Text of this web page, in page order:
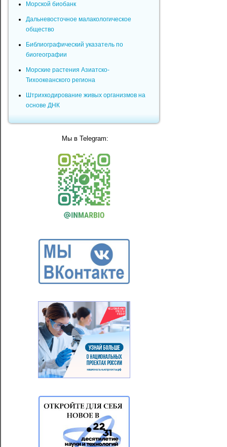
Морской биобанк
Дальневосточное малакологическое
общество
Библиографический указатель по
биогеографии
Морские растения Азиатско-
Тихоокеанского региона
Штрихкодирование живых организмов на
основе ДНК
Мы в Telegram: